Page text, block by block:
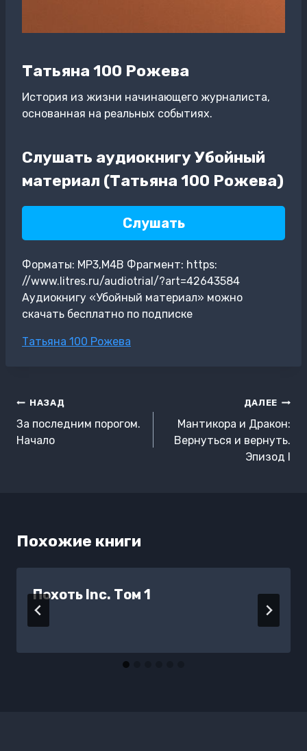
Татьяна 100 Рожева
История из жизни начинающего журналиста,
основанная на реальных событиях.
Слушать аудиокнигу Убойный
материал (Татьяна 100 Рожева)
Слушать
Форматы: MP3,M4B Фрагмент: https:
//www.litres.ru/audiotrial/?art=42643584
Аудиокнигу «Убойный материал» можно
скачать бесплатно по подписке
Метки
Татьяна 100 Рожева
Навигация
по
записям
НАЗАД
За последним порогом.
Начало
ДАЛЕЕ
Мантикора и Дракон:
Вернуться и вернуть.
Эпизод I
Похожие книги
Похоть Inc. Том 1